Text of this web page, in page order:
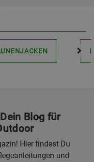
Blog für
Hier findest Du
und